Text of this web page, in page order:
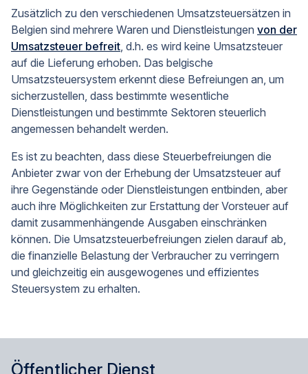
Zusätzlich zu den verschiedenen Umsatzsteuersätzen in
Belgien sind mehrere Waren und Dienstleistungen von der
Umsatzsteuer befreit, d.h. es wird keine Umsatzsteuer
auf die Lieferung erhoben. Das belgische
Umsatzsteuersystem erkennt diese Befreiungen an, um
sicherzustellen, dass bestimmte wesentliche
Dienstleistungen und bestimmte Sektoren steuerlich
angemessen behandelt werden.
Es ist zu beachten, dass diese Steuerbefreiungen die
Anbieter zwar von der Erhebung der Umsatzsteuer auf
ihre Gegenstände oder Dienstleistungen entbinden, aber
auch ihre Möglichkeiten zur Erstattung der Vorsteuer auf
damit zusammenhängende Ausgaben einschränken
können. Die Umsatzsteuerbefreiungen zielen darauf ab,
die finanzielle Belastung der Verbraucher zu verringern
und gleichzeitig ein ausgewogenes und effizientes
Steuersystem zu erhalten.
Öffentlicher Dienst